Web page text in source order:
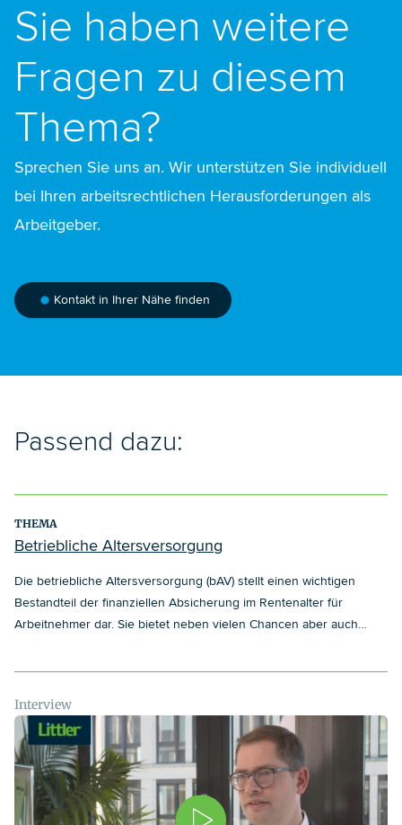
Sie haben weitere
Fragen zu diesem
Thema?
Sprechen Sie uns an. Wir unterstützen Sie individuell
bei Ihren arbeitsrechtlichen Herausforderungen als
Arbeitgeber.
Kontakt in Ihrer Nähe finden
Passend dazu:
THEMA
Betriebliche Altersversorgung
Die betriebliche Altersversorgung (bAV) stellt einen wichtigen
Bestandteil der finanziellen Absicherung im Rentenalter für
Arbeitnehmer dar. Sie bietet neben vielen Chancen aber auch
Interview